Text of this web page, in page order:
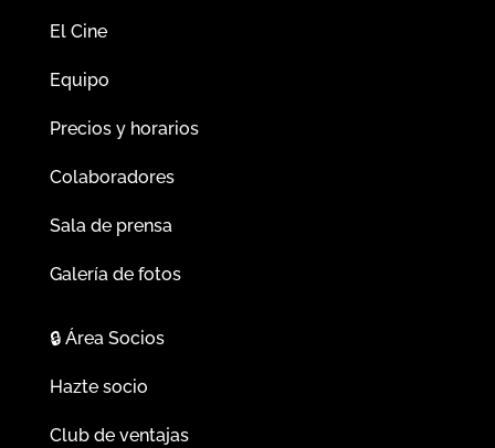
El Cine
Equipo
Precios y horarios
Colaboradores
Sala de prensa
Galería de fotos
🔒Área Socios
Hazte socio
Club de ventajas